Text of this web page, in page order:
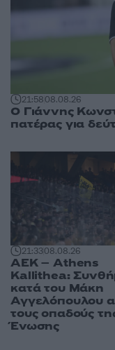
21:5808.08.26
Ο Γιάννης
πατέρας για
21:3308.08.26
ΑΕΚ – Athens
Kallithea:
κατά του Μάκη
Αγγελόπουλου
τους οπαδούς
Ένωσης